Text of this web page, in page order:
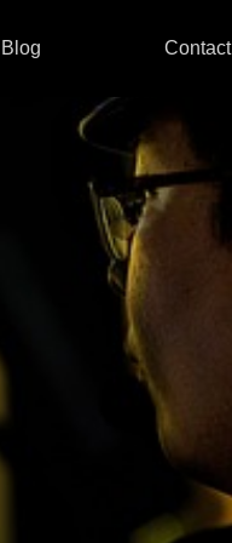
Blog Contact